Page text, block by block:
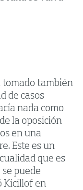
tomado también
de casos
nada como
la oposición
en una
Este es un
que es
puede
Kicillof en